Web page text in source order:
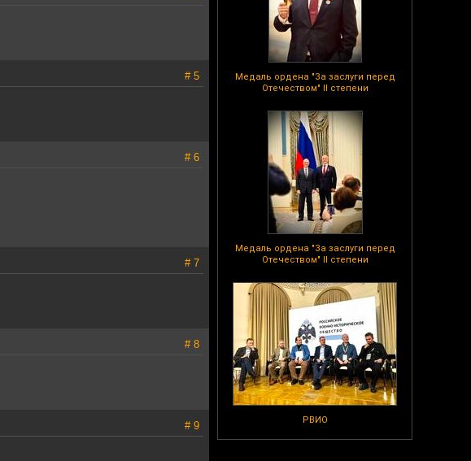
Медаль ордена "За заслуги перед
Отечеством" II степени
Медаль ордена "За заслуги перед
Отечеством" II степени
РВИО
# 5
# 6
# 7
# 8
# 9